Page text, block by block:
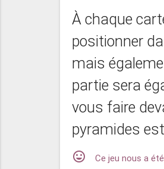
À chaque
positionner
mais
partie sera
vous faire
pyramides
mood Ce jeu nous a